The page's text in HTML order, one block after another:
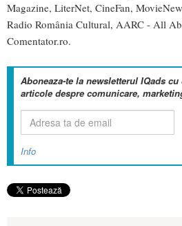
Magazine, LiterNet, CineFan,
Radio România Cultural, AARC - All
Comentator.ro.
Aboneaza-te la newsletterul IQads
articole despre comunicare,
Info